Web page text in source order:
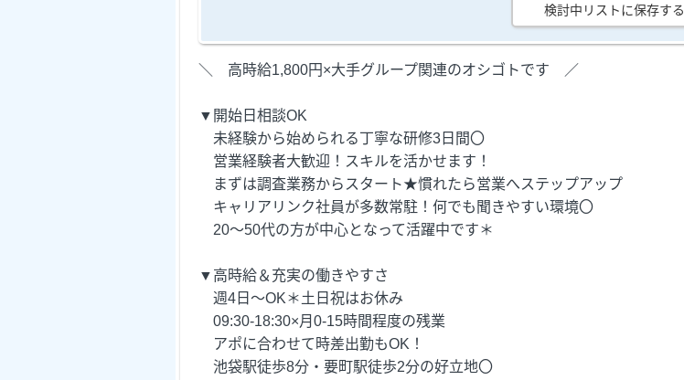
検討中リストに保存する
＼ 高時給1,800円×大手グループ関連のオシゴトです ／
▼開始日相談OK
未経験から始められる丁寧な研修3日間〇
営業経験者大歓迎！スキルを活かせます！
まずは調査業務からスタート★慣れたら営業へステップアップ
キャリアリンク社員が多数常駐！何でも聞きやすい環境〇
20～50代の方が中心となって活躍中です＊
▼高時給＆充実の働きやすさ
週4日～OK＊土日祝はお休み
09:30-18:30×月0-15時間程度の残業
アポに合わせて時差出勤もOK！
池袋駅徒歩8分・要町駅徒歩2分の好立地〇